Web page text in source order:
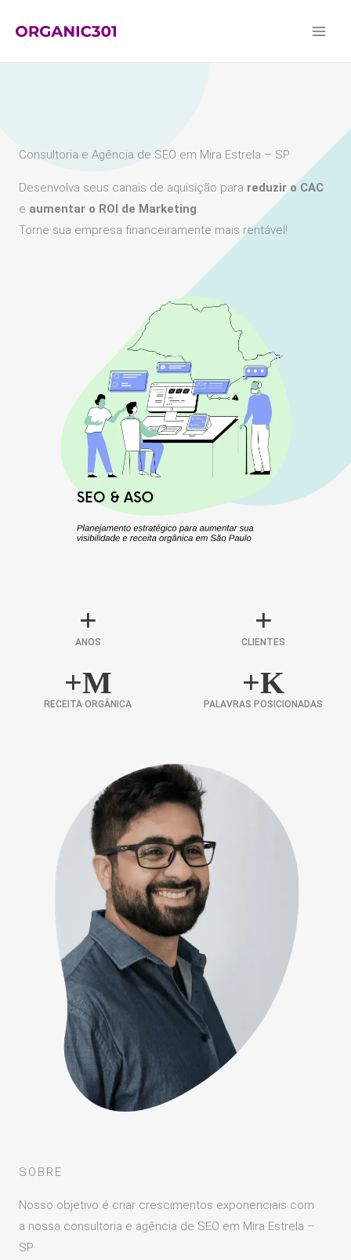
para
Consultoria e Agência de SEO em Mira Estrela – SP
Desenvolva seus canais de aquisição para reduzir o CAC
e aumentar o ROI de Marketing.
Torne sua empresa financeiramente mais rentável!
+
ANOS
+
CLIENTES
+M
RECEITA ORGÂNICA
+K
PALAVRAS POSICIONADAS
SOBRE
Nosso objetivo é criar crescimentos exponenciais com
a nossa consultoria e agência de SEO em Mira Estrela –
SP